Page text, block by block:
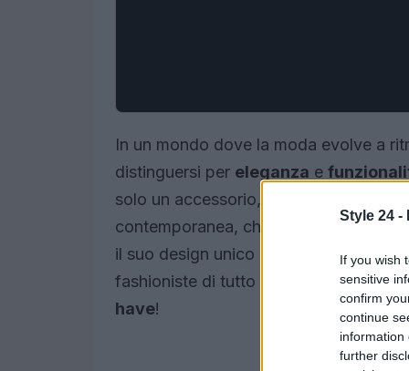
Style 24 -
If you wish
sensitive
confirm
continue
information
further
In un mondo dove la moda evolve a
distinguersi per eleganza e
solo un accessorio, ma un vero e
contemporanea, che sa come
il suo design unico e la sua praticità,
fashioniste di tutto il mondo. Ti
have!